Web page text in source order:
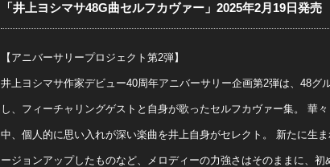
「井上ヨシマサ48G曲セルフカヴァー」2025年2月19日発売
【アニバーサリープロジェクト第2弾】
井上ヨシマサ作家デビュー40周年アニバーサリー企画第2弾は、48グ
し、フィーチャリングゲストと自身が歌ったセルフカヴァー集。 華
中、個人的に思い入れが深い楽曲を井上自身がセレクト。 新たに生
ージョンアップしたものなど、メロディーの力強さはそのままに、